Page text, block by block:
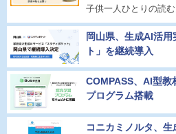
子供一人ひとりの読
岡山県、生成AI活用
ト」を継続導入
COMPASS、AI型教
プログラム搭載
コニカミノルタ、